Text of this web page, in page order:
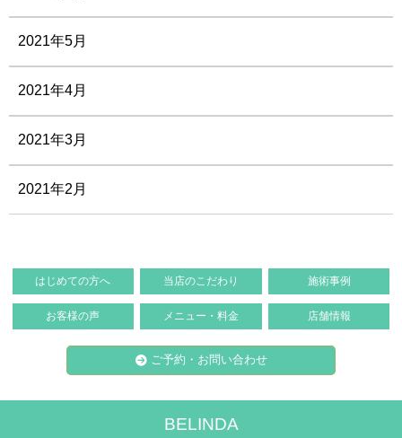
2021年5月
2021年4月
2021年3月
2021年2月
はじめての方へ 当店のこだわり 施術事例
お客様の声 メニュー・料金 店舗情報
ご予約・お問い合わせ
BELINDA